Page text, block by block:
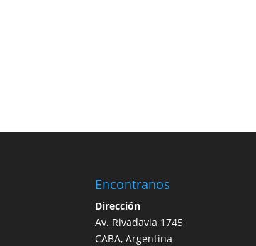
Encontranos
Dirección
Av. Rivadavia 1745
CABA, Argentina